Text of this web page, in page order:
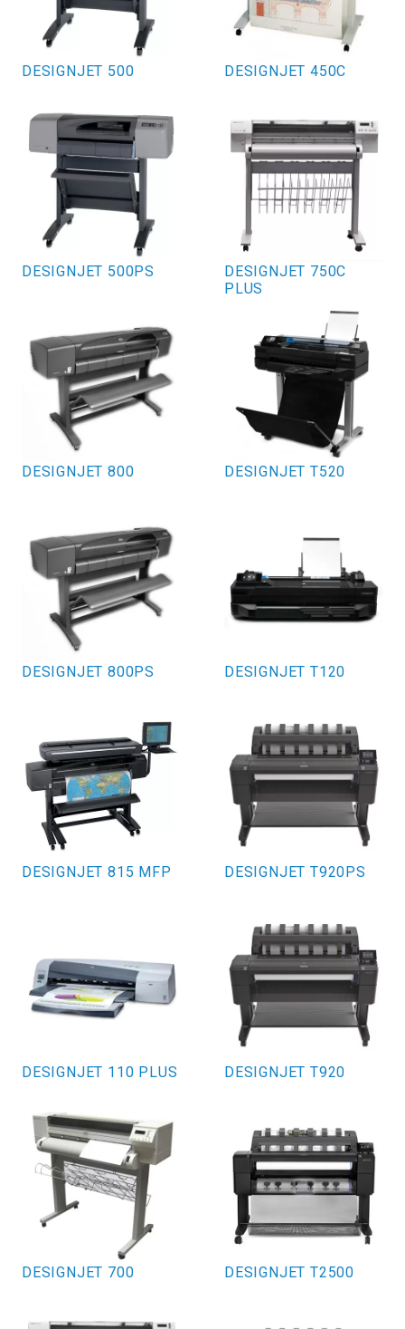
DESIGNJET 500
DESIGNJET 500PS
DESIGNJET 800
DESIGNJET 800PS
DESIGNJET 815 MFP
DESIGNJET 110 PLUS
DESIGNJET 700
DESIGNJET 450C
DESIGNJET 750C
PLUS
DESIGNJET T520
DESIGNJET T120
DESIGNJET T920PS
DESIGNJET T920
DESIGNJET T2500